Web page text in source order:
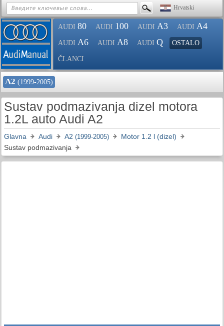
Hrvatski
AUDI 80 AUDI 100 AUDI A3 AUDI A4
AUDI A6 AUDI A8 AUDI Q OSTALO
ČLANCI
A2 (1999-2005)
Sustav podmazivanja dizel motora
1.2L auto Audi A2
Glavna Audi A2 (1999-2005)
Motor 1.2 l (dizel)
Sustav podmazivanja